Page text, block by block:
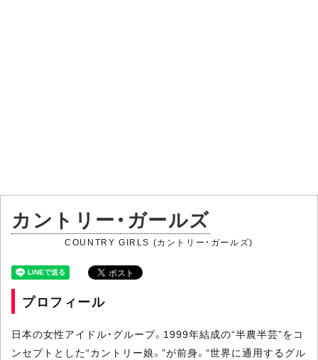
カントリー・ガールズ
COUNTRY GIRLS (カントリー・ガールズ)
プロフィール
日本の女性アイドル・グループ。1999年結成の“半農半芸”をコ
ンセプトとした“カントリー娘。”が前身。“世界に通用するグル